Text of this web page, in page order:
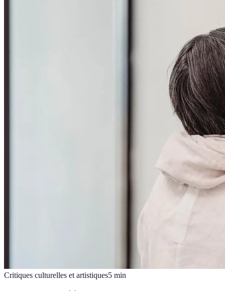
Critiques culturelles et artistiques5 min